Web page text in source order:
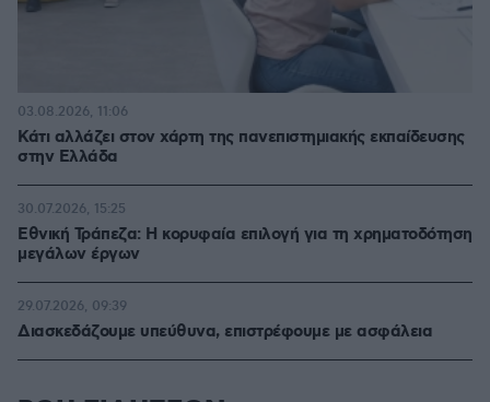
Κάτι αλλάζει στον χάρτη της πανεπιστημιακής εκπαίδευσης
στην Ελλάδα
03.08.2026, 11:06
Εθνική Τράπεζα: Η κορυφαία επιλογή για τη χρηματοδότηση
μεγάλων έργων
30.07.2026, 15:25
Διασκεδάζουμε υπεύθυνα, επιστρέφουμε με ασφάλεια
29.07.2026, 09:39